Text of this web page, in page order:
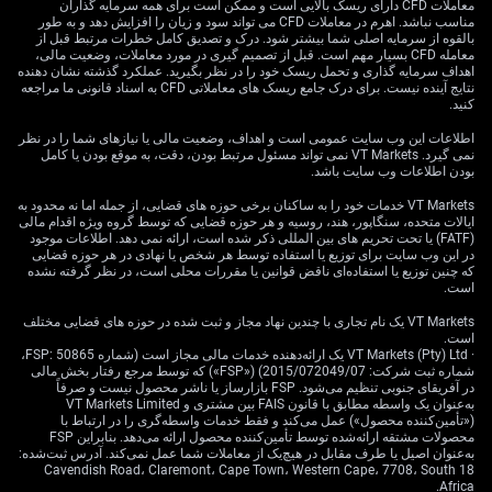
احتمالاً در یک دامنه مشخص نوسان می‌کند.
بخش‌ها، ارز و استراتژی‌های
اختیار معامله
گزارش‌های اخیر PMI تولیدی که نزدیک‌تر به سطح ۵۰ نوسان
داشته‌اند و نشانه رکود/ایستایی هستند. این واگرایی می‌تواند
فرصت‌هایی برای معاملات جفتی (pairs trades) با استفاده از
اختیار معامله روی ETFهای بخشی ایجاد کند. ما به
فناوری (XLK) و مصرف اختیاری (XLY) را نسبت به بخش‌های
صنعتی (XLI) یا مواد (XLB) ترجیح می‌دهند.
این گزارش همچنین استدلال برای دلار قوی را تقویت می‌کند،
زیرا اقتصاد آمریکا نسبت به بسیاری از همتایان جهانی خود
تاب‌آوری بیشتری نشان می‌دهد. با توجه به اینکه بانک مرکزی
اروپا اخیراً چشم‌انداز محتاطانه‌تری نسبت به اقتصاد ارائه
کرده است، انتظار داریم دلار در برابر یورو قدرت خود را حفظ
معاملات CFD دارای ریسک بالایی است و ممکن است برای همه سرمایه گذاران
مناسب نباشد. اهرم در معاملات CFD می تواند سود و زیان را افزایش دهد و به طور
بالقوه از سرمایه اصلی شما بیشتر شود. درک و تصدیق کامل خطرات مرتبط قبل از
معامله CFD بسیار مهم است. قبل از تصمیم گیری در مورد معاملات، وضعیت مالی،
اهداف سرمایه گذاری و تحمل ریسک خود را در نظر بگیرید. عملکرد گذشته نشان دهنده
نتایج آینده نیست. برای درک جامع ریسک های معاملاتی CFD به اسناد قانونی ما مراجعه
کنید.
اطلاعات این وب سایت عمومی است و اهداف، وضعیت مالی یا نیازهای شما را در نظر
نمی گیرد. VT Markets نمی تواند مسئول مرتبط بودن، دقت، به موقع بودن یا کامل
بودن اطلاعات وب سایت باشد.
VT Markets خدمات خود را به ساکنان برخی حوزه های قضایی، از جمله اما نه محدود به
ایالات متحده، سنگاپور، هند، روسیه و هر حوزه قضایی که توسط گروه ویژه اقدام مالی
(FATF) یا تحت تحریم های بین المللی ذکر شده است، ارائه نمی دهد. اطلاعات موجود
در این وب سایت برای توزیع یا استفاده توسط هر شخص یا نهادی در هر حوزه قضایی
که چنین توزیع یا استفاده‌ای ناقض قوانین یا مقررات محلی است، در نظر گرفته نشده
است.
VT Markets یک نام تجاری با چندین نهاد مجاز و ثبت شده در حوزه های قضایی مختلف
است.
· VT Markets (Pty) Ltd یک ارائه‌دهنده خدمات مالی مجاز است (شماره FSP: 50865،
شماره ثبت شرکت: 2015/072049/07) («FSP») که توسط مرجع رفتار بخش مالی
در آفریقای جنوبی تنظیم می‌شود. FSP بازارساز یا ناشر محصول نیست و صرفاً
به‌عنوان یک واسطه مطابق با قانون FAIS بین مشتری و VT Markets Limited
(«تأمین‌کننده محصول») عمل می‌کند و فقط خدمات واسطه‌گری را در ارتباط با
محصولات مشتقه ارائه‌شده توسط تأمین‌کننده محصول ارائه می‌دهد. بنابراین FSP
به‌عنوان اصیل یا طرف مقابل در هیچ‌یک از معاملات شما عمل نمی‌کند. آدرس ثبت‌شده:
18 Cavendish Road، Claremont، Cape Town، Western Cape، 7708، South
Africa.